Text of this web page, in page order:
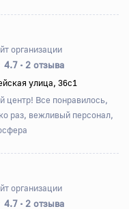
организации
4.7 • 2 отзыва
улица, 36с1
центр! Все понравилось,
раз, вежливый персонал,
организации
4.7 • 2 отзыва